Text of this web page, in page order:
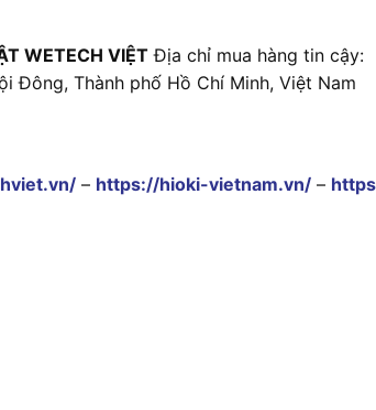
WETECH VIỆT Địa chỉ mua hàng tin cậy:
Đông, Thành phố Hồ Chí Minh, Việt Nam
– https://hioki-vietnam.vn/ –